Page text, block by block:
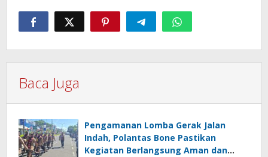
Baca Juga
Pengamanan Lomba Gerak Jalan
Indah, Polantas Bone Pastikan
Kegiatan Berlangsung Aman dan